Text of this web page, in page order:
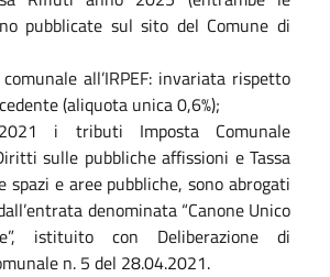
pubblicate sul sito del Comune di
all’IRPEF: invariata rispetto
(aliquota unica 0,6%);
2021 i tributi Imposta Comunale
sulle pubbliche affissioni e Tassa
spazi e aree pubbliche, sono abrogati
denominata “Canone Unico
istituito con Deliberazione di
n. 5 del 28.04.2021.